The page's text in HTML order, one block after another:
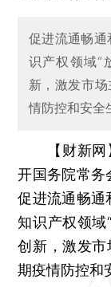
促进流通畅
识产权领域“
新，激发市
情防控和安全
【财新网
开国务院常务
促进流通畅通
知识产权领域
创新，激发市
期疫情防控和